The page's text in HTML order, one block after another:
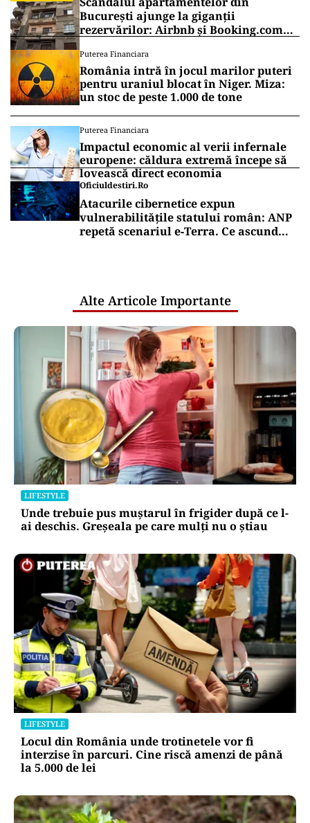
București ajunge la giganții
rezervărilor: Airbnb și Booking.com
Puterea Financiara
România intră în jocul marilor puteri
pentru uraniul blocat în Niger. Miza:
un stoc de peste 1.000 de tone
Puterea Financiara
Impactul economic al verii infernale
europene: căldura extremă începe să
lovească direct economia
Oficiuldestiri.ro
Atacurile cibernetice expun
vulnerabilitățile statului român: ANP
repetă scenariul e‑Terra. Ce ascund
Alte Articole Importante
LIFESTYLE
Unde trebuie pus muștarul în frigider după ce l-
ai deschis. Greșeala pe care mulți nu o știau
LIFESTYLE
Locul din România unde trotinetele vor fi
interzise în parcuri. Cine riscă amenzi de până
la 5.000 de lei